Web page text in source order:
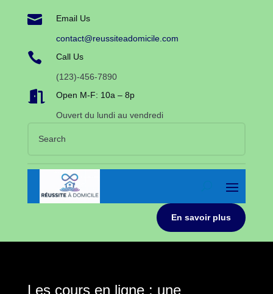
 Email Us
contact@reussiteadomicile.com
 Call Us
(123)-456-7890
 Open M-F: 10a – 8p
Ouvert du lundi au vendredi
En savoir plus
Les cours en ligne : une